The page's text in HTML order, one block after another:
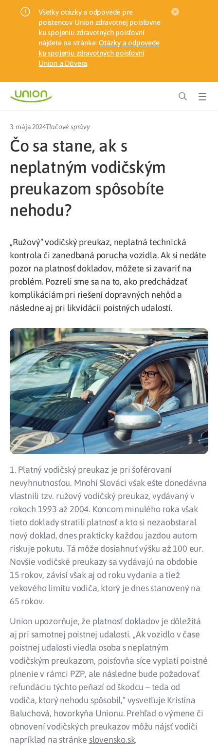
Všetky otázky a odpovede pre
poistencov Union zdravotnej poisťovne
ku spojeniu zdravotných poisťovní
nájdete na stránke: Otázky a odpovede
ku spojeniu zdravotných poisťovní
Union a Dôvera.
3. mája 2024Tlačové správy
Čo sa stane, ak s
neplatným vodičským
preukazom spôsobíte
nehodu?
„Ružový“ vodičský preukaz, neplatná technická
kontrola či zanedbaná porucha vozidla. Ak si nedáte
pozor na platnosť dokladov, môžete si zavariť na
problém. Pozreli sme sa na to, ako predchádzať
komplikáciám pri riešení dopravných nehôd a
následne aj pri likvidácii poistných udalostí.
1. Platný vodičský preukaz je pri šoférovaní
nevyhnutnosťou. Mnohí Slováci však ešte donedávna
vlastnili tzv. ružový vodičský preukaz, vydávaný v
rokoch 1993 až 2004. Koncom minulého roka však
tieto doklady stratili platnosť a kto si nezaobstaral
nový doklad, dnes prakticky každou jazdou autom
riskuje pokutu. Tá môže dosiahnuť výšku až 100 eur.
Novšie vodičské preukazy sa vydávajú na obdobie
15 rokov, závisí však aj od roku vydania a tiež
vekového limitu vodiča, ktorý je dnes stanovený na
65 rokov.
Union upozorňuje, že platnosť dokladov je dôležitá
aj pri samotnej poistnej udalosti. „Ak vozidlo v čase
poistnej udalosti viedla osoba s neplatným
vodičským preukazom, poisťovňa síce vyplatí poistné
plnenie v rámci PZP, ale následne bude požadovať
refundáciu týchto peňazí od škodcu – teda od
vodiča, ktorý nehodu spôsobil,“ vysvetľuje Kristína
Baluchová, hovorkyňa Unionu. Prehľad o výmene či
obnovení vodičských preukazov môžu nájsť vodiči
napríklad na stránke slovensko.sk.